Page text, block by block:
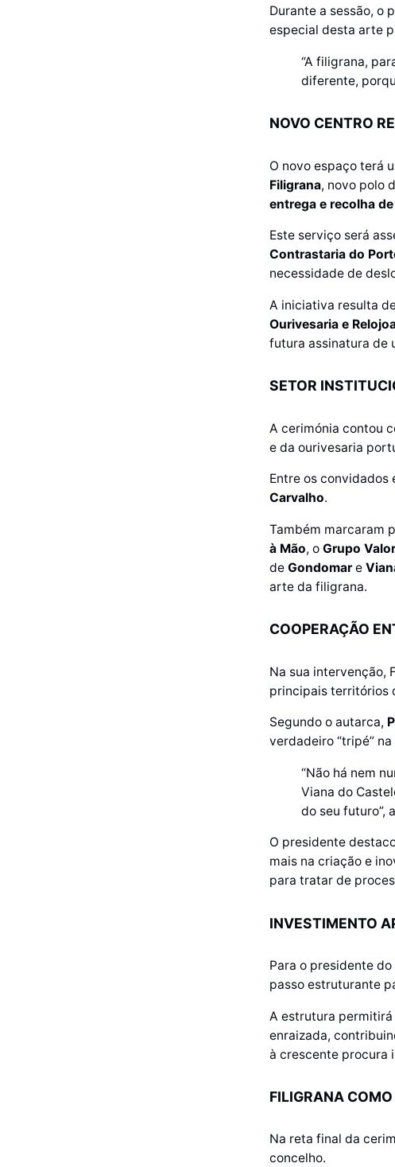
Durante a sessão, o
especial desta arte
“A filigrana,
diferente,
NOVO CENTRO
O novo espaço terá
Filigrana, novo polo
entrega e recolha
Este serviço será
Contrastaria do
necessidade de
A iniciativa resulta
Ourivesaria e
futura assinatura de
SETOR
A cerimónia contou
e da ourivesaria
Entre os convidados
Carvalho.
Também marcaram
à Mão, o Grupo
de Gondomare
arte da filigrana.
COOPERAÇÃO
Na sua intervenção,
principais territórios
Segundo o autarca,
verdadeiro “tripé”
“Não há nem
Viana do
do seu futuro”,
O presidente
mais na criação e
para tratar de
INVESTIMENTO
Para o presidente
passo estruturante
A estrutura
enraizada,
à crescente procura
FILIGRANA
Na reta final da
concelho.